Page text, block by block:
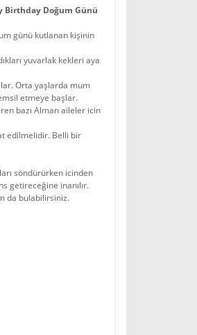
Birthday Doğum Günü
günü kutlanan kişinin
yuvarlak kekleri aya
Orta yaşlarda mum
etmeye başlar.
bazı Alman aileler icin
edilmelidir. Belli bir
söndürürken icinden
getireceğine inanılır.
da bulabilirsiniz.